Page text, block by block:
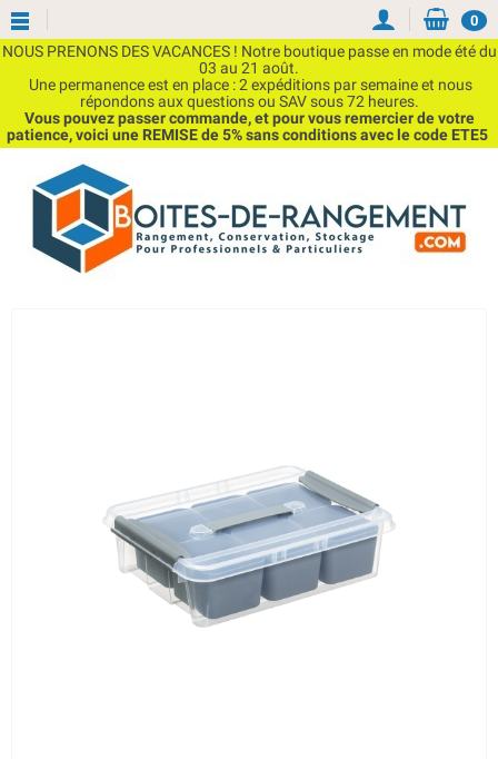
NOUS PRENONS DES VACANCES ! Notre boutique passe en mode été du
03 au 21 août.
Une permanence est en place : 2 expéditions par semaine et nous
répondons aux questions ou SAV sous 72 heures.
Vous pouvez passer commande, et pour vous remercier de votre
patience, voici une REMISE de 5% sans conditions avec le code ETE5
0